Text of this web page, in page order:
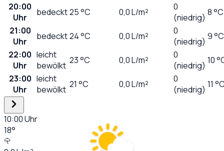
20:00
Uhr
bedeckt25°C 0,0L/m²
0
(niedrig) 8 °C
21:00
Uhr
bedeckt24°C 0,0L/m²
0
(niedrig) 9 °C
22:00
Uhr
leicht
bewölkt 23°C 0,0L/m²
0
(niedrig) 10
23:00
Uhr
leicht
bewölkt 21 °C 0,0L/m²
0
(niedrig) 11
10:00Uhr
18°